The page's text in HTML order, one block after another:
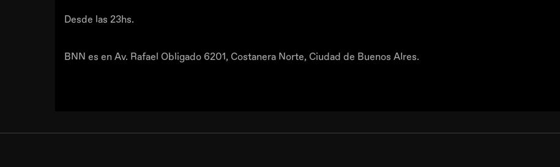
Desde las 23hs.
BNN es en Av. Rafael Obligado 6201, Costanera Norte, Ciudad de Buenos AIres.